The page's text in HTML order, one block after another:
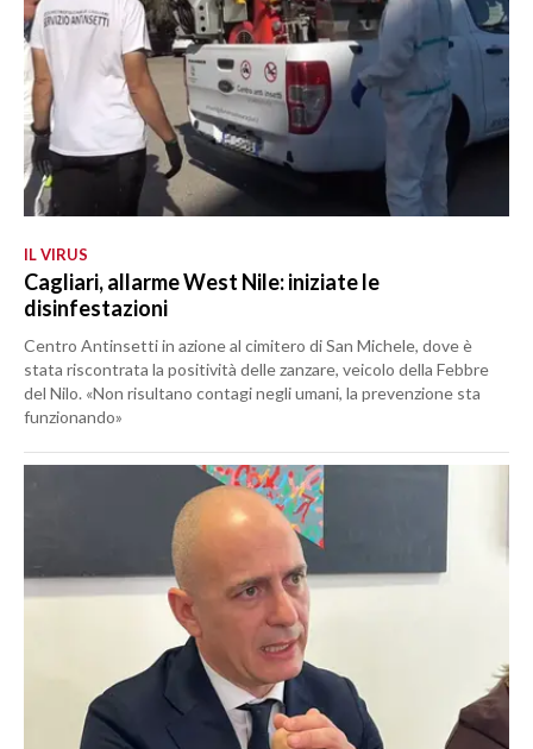
IL VIRUS
Cagliari, allarme West Nile: iniziate le
disinfestazioni
Centro Antinsetti in azione al cimitero di San Michele, dove è
stata riscontrata la positività delle zanzare, veicolo della Febbre
del Nilo. «Non risultano contagi negli umani, la prevenzione sta
funzionando»